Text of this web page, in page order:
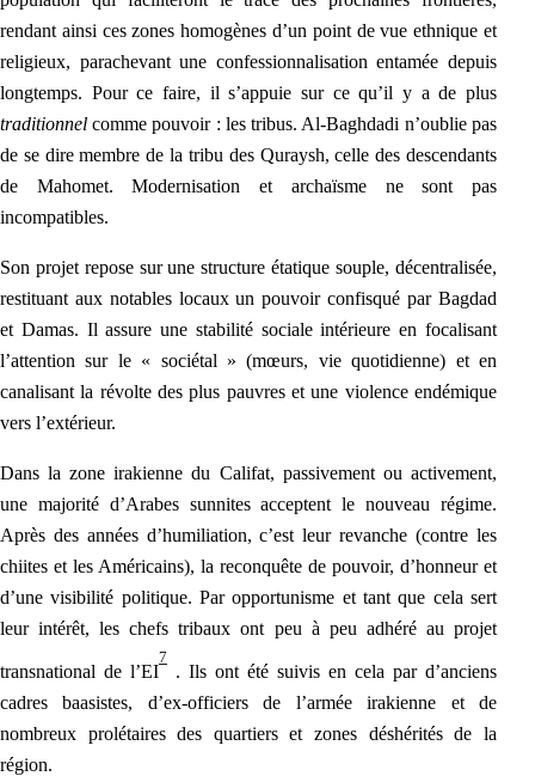
rendant ainsi ces zones homogènes d’un point de vue ethnique et
religieux, parachevant une confessionnalisation entamée depuis
longtemps. Pour ce faire, il s’appuie sur ce qu’il y a de plus
traditionnel comme pouvoir : les tribus. Al-Baghdadi n’oublie pas
de se dire membre de la tribu des Quraysh, celle des descendants
de Mahomet. Modernisation et archaïsme ne sont pas
incompatibles.
Son projet repose sur une structure étatique souple, décentralisée,
restituant aux notables locaux un pouvoir confisqué par Bagdad
et Damas. Il assure une stabilité sociale intérieure en focalisant
l’attention sur le « sociétal » (mœurs, vie quotidienne) et en
canalisant la révolte des plus pauvres et une violence endémique
vers l’extérieur.
Dans la zone irakienne du Califat, passivement ou activement,
une majorité d’Arabes sunnites acceptent le nouveau régime.
Après des années d’humiliation, c’est leur revanche (contre les
chiites et les Américains), la reconquête de pouvoir, d’honneur et
d’une visibilité politique. Par opportunisme et tant que cela sert
leur intérêt, les chefs tribaux ont peu à peu adhéré au projet
transnational de l’EI
7
. Ils ont été suivis en cela par d’anciens
cadres baasistes, d’ex-officiers de l’armée irakienne et de
nombreux prolétaires des quartiers et zones déshérités de la
région.